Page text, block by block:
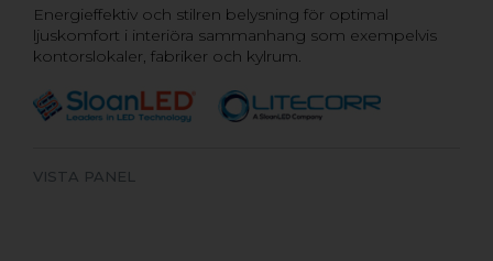
Energieffektiv och stilren belysning för optimal
ljuskomfort i interiöra sammanhang som exempelvis
kontorslokaler, fabriker och kylrum.
VISTA PANEL